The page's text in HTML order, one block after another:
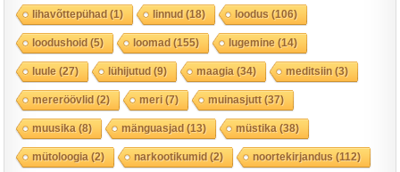
lihavõttepühad(1) linnud(18) loodus (106)
loodushoid(5) loomad(155) lugemine (14)
luule (27) lühijutud(9) maagia (34) meditsiin(3)
mereröövlid(2) meri(7) muinasjutt(37)
muusika (8) mänguasjad(13) müstika (38)
mütoloogia (2) narkootikumid(2) noortekirjandus (112)